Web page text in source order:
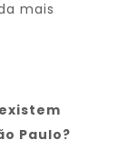
mais
Paulo?